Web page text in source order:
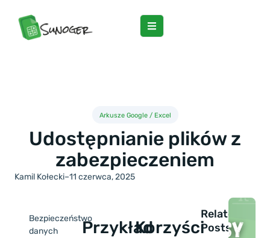
Arkusze Google / Excel
Udostępnianie plików z
zabezpieczeniem
Kamil Kołecki–11 czerwca, 2025
Bezpieczeństwo
danych
PrzykładKorzyści
Related
Posts